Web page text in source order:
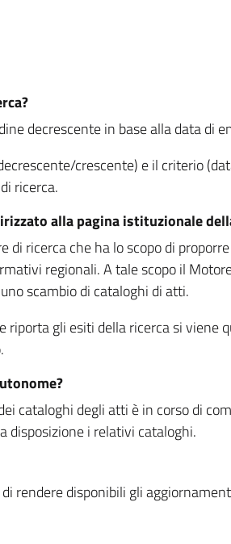
decrescente in base alla data di
crescente) e il criterio
ricerca.
alla pagina istituzionale
di ricerca che ha lo scopo di
regionali. A tale scopo il
scambio di cataloghi di atti.
gli esiti della ricerca si viene
cataloghi degli atti è in corso di
disposizione i relativi cataloghi.
rendere disponibili gli